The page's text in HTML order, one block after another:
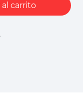
carrito